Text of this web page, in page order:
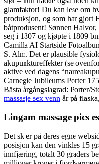
glamfaktor! Du kan lese om
produksjon, og som har gjort
båtprodusent! Sønnen
seg i 1807 og kjøpte i 1809
Camilla AI Startside
S. Alm. Det er plausible
akupunktureffekter (se
aktive ved dagens
Carnegie Jubileums Porter
Bästa årgångslagrad: Porter/
massasje sex venn år på
Lingam massage pics
Det skjer på deres egne
posisjon kan den vinkles 15
innfjæring, totalt 30 graders